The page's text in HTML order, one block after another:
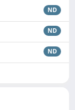
ND
ND
ND